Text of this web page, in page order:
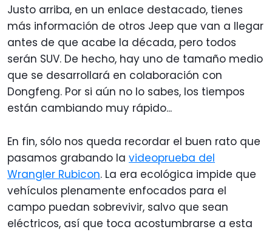
Justo arriba, en un enlace destacado, tienes
más información de otros Jeep que van a llegar
antes de que acabe la década, pero todos
serán SUV. De hecho, hay uno de tamaño medio
que se desarrollará en colaboración con
Dongfeng. Por si aún no lo sabes, los tiempos
están cambiando muy rápido...
En fin, sólo nos queda recordar el buen rato que
pasamos grabando la videoprueba del
Wrangler Rubicon. La era ecológica impide que
vehículos plenamente enfocados para el
campo puedan sobrevivir, salvo que sean
eléctricos, así que toca acostumbrarse a esta